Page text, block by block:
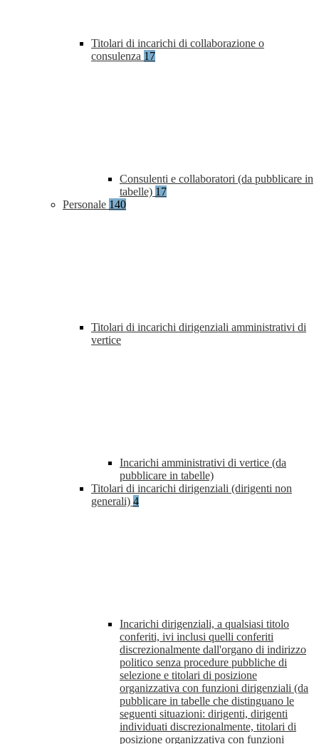
Titolari di incarichi di collaborazione o
consulenza 17
Consulenti e collaboratori (da pubblicare in
tabelle) 17
Personale 140
Titolari di incarichi dirigenziali amministrativi di
vertice
Incarichi amministrativi di vertice (da
pubblicare in tabelle)
Titolari di incarichi dirigenziali (dirigenti non
generali) 4
Incarichi dirigenziali, a qualsiasi titolo
conferiti, ivi inclusi quelli conferiti
discrezionalmente dall'organo di indirizzo
politico senza procedure pubbliche di
selezione e titolari di posizione
organizzativa con funzioni dirigenziali (da
pubblicare in tabelle che distinguano le
seguenti situazioni: dirigenti, dirigenti
individuati discrezionalmente, titolari di
posizione organizzativa con funzioni